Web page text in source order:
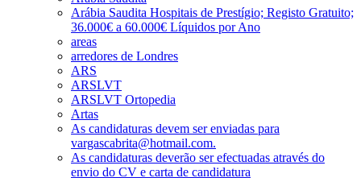
Arábia Saudita Hospitais de Prestígio; Registo Gratuito;
36.000€ a 60.000€ Líquidos por Ano
areas
arredores de Londres
ARS
ARSLVT
ARSLVT Ortopedia
Artas
As candidaturas devem ser enviadas para
vargascabrita@hotmail.com.
As candidaturas deverão ser efectuadas através do
envio do CV e carta de candidatura